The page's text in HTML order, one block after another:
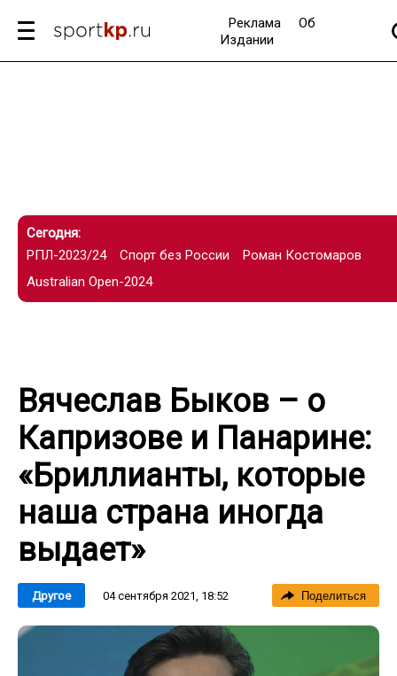
Реклама
Об
Издании
Сегодня:
РПЛ-2023/24
Спорт без России
Роман Костомаров
Australian Open-2024
Вячеслав Быков – о
Капризове и Панарине:
«Бриллианты, которые
наша страна иногда
выдает»
Другое 04 сентября 2021, 18:52 Поделиться